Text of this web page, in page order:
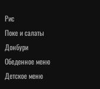
рис
поке и салаты
донбури
обеденное меню
детское меню